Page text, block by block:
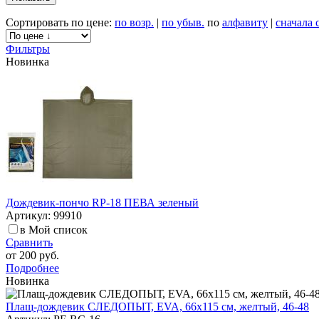
Сортировать по цене: по возр. | по убыв. по алфавиту | сначала
Фильтры
Новинка
Дождевик-пончо RP-18 ПЕВА зеленый
Артикул: 99910
в Мой список
Сравнить
от 200 руб.
Подробнее
Новинка
Плащ-дождевик СЛЕДОПЫТ, EVA, 66х115 см, желтый, 46-48